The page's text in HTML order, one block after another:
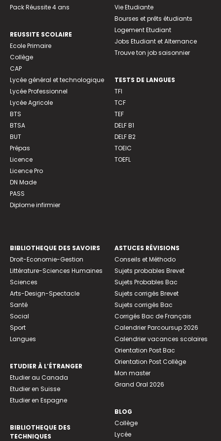
Pack Réussite 4 ans
REUSSITE SCOLAIRE
Ecole Primaire
Collège
CAP
Lycée général et technologique
Lycée Professionnel
Lycée Agricole
BTS
BTSA
BUT
Prépas
Licence
Licence Pro
DN Made
PASS
Diplome infirmier
Vie Etudiante
Bourses et prêts étudiants
Logement Etudiant
Jobs Etudiant et Alternance
Trouve ton job saisonnier
TESTS DE LANGUES
TFI
TCF
TEF
DELF B1
DELF B2
TOEIC
TOEFL
BIBLIOTHEQUE DES SAVOIRS
Droit-Economie-Gestion
Littérature-Sciences Humaines
Sciences
Arts-Design-Spectacle
Santé
Social
Sport
Langues
ETUDIER À L’ÉTRANGER
Etudier au Canada
Etudier en Suisse
Etudier en Espagne
BIBLIOTHEQUE DES
TECHNIQUES
ASTUCES RÉVISIONS
Conseils et Méthodo
Sujets probables Brevet
Sujets Probables Bac
Sujets corrigés Brevet
Sujets corrigés Bac
Corrigés Bac de Français
Calendrier Parcoursup 2026
Calendrier vacances scolaires
Orientation Post Bac
Orientation Post Collège
Mon master
Grand Oral 2026
BLOG
Collège
Lycée